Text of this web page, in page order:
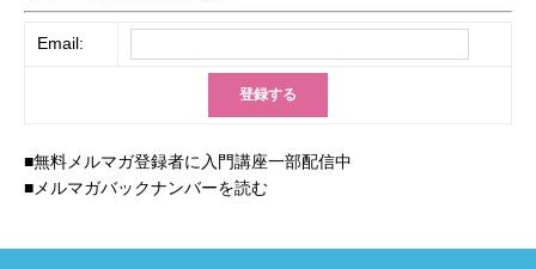
Email:
■無料メルマガ登録者に入門講座一部配信中
■メルマガバックナンバーを読む